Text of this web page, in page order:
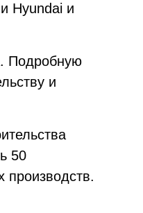
Hyundai и
Подробную
и
50